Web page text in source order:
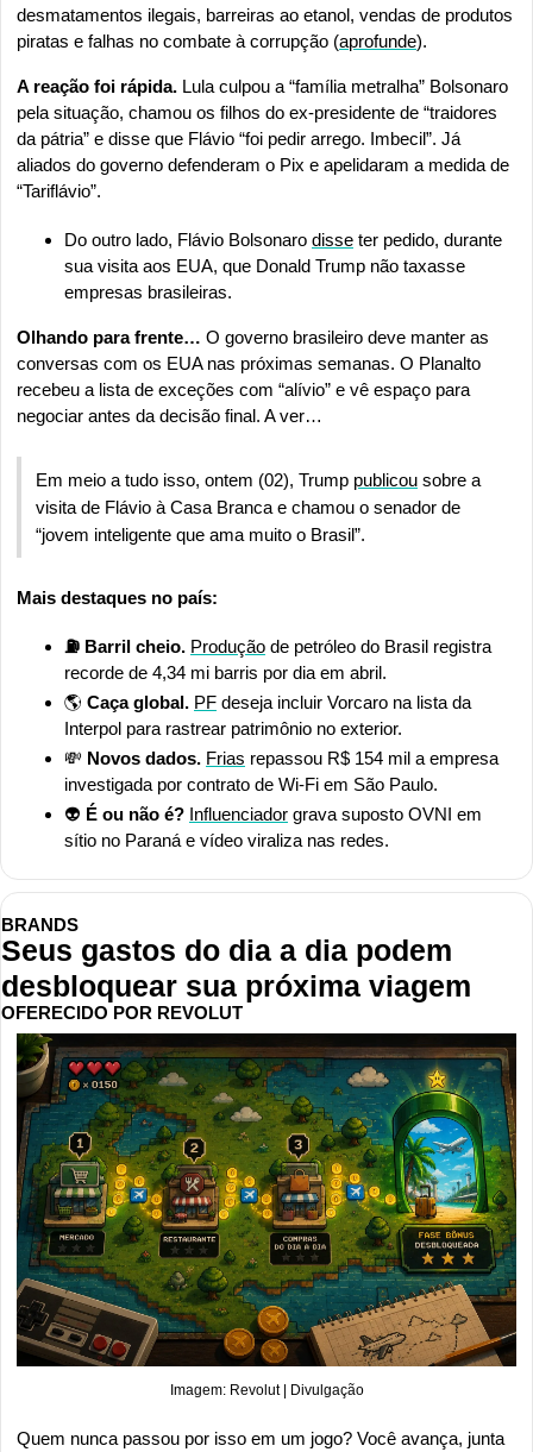
desmatamentos ilegais, barreiras ao etanol, vendas de produtos
piratas e falhas no combate à corrupção (aprofunde).
A reação foi rápida. Lula culpou a “família metralha” Bolsonaro
pela situação, chamou os filhos do ex-presidente de “traidores
da pátria” e disse que Flávio “foi pedir arrego. Imbecil”. Já
aliados do governo defenderam o Pix e apelidaram a medida de
“Tariflávio”.
Do outro lado, Flávio Bolsonaro disse ter pedido, durante
sua visita aos EUA, que Donald Trump não taxasse
empresas brasileiras.
Olhando para frente… O governo brasileiro deve manter as
conversas com os EUA nas próximas semanas. O Planalto
recebeu a lista de exceções com “alívio” e vê espaço para
negociar antes da decisão final. A ver…
Em meio a tudo isso, ontem (02), Trump publicou sobre a
visita de Flávio à Casa Branca e chamou o senador de
“jovem inteligente que ama muito o Brasil”.
Mais destaques no país:
⛽ Barril cheio. Produção de petróleo do Brasil registra
recorde de 4,34 mi barris por dia em abril.
🌎 Caça global. PF deseja incluir Vorcaro na lista da
Interpol para rastrear patrimônio no exterior.
💸 Novos dados. Frias repassou R$ 154 mil a empresa
investigada por contrato de Wi-Fi em São Paulo.
👽 É ou não é? Influenciador grava suposto OVNI em
sítio no Paraná e vídeo viraliza nas redes.
BRANDS
Seus gastos do dia a dia podem
desbloquear sua próxima viagem
OFERECIDO POR REVOLUT
Imagem: Revolut | Divulgação
Quem nunca passou por isso em um jogo? Você avança, junta